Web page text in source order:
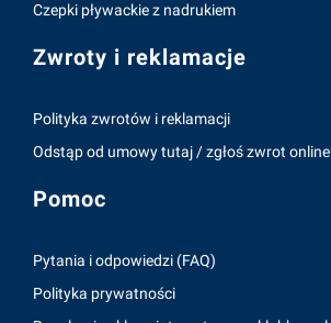
Czepki pływackie z nadrukiem
Zwroty i reklamacje
Polityka zwrotów i reklamacji
Odstąp od umowy tutaj / zgłoś zwrot online
Pomoc
Pytania i odpowiedzi (FAQ)
Polityka prywatności